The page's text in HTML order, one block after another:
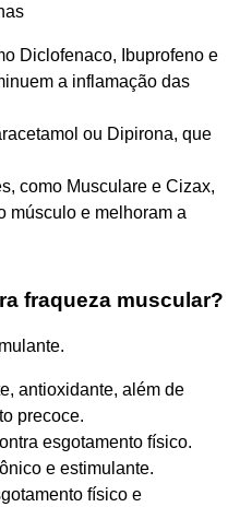
Diclofenaco, Ibuprofeno e
a inflamação das
ou Dipirona, que
como Musculare e Cizax,
músculo e melhoram a
fraqueza muscular?
antioxidante, além de
precoce.
esgotamento físico.
e estimulante.
físico e